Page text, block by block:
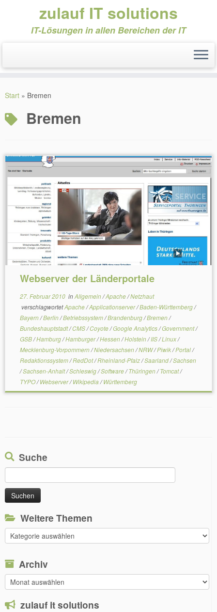
Inhalt
zulauf IT solutions
IT-Lösungen in allen Bereichen der IT
Start » Bremen
Bremen
Webserver der Länderportale
27. Februar 2010inAllgemein/Apache/Netzhaut
verschlagwortetApache/Applicationserver/Baden-Württemberg/
Bayern/Berlin/Betriebssystem/Brandenburg/Bremen/
Bundeshauptstadt/CMS/Coyote/Google Analytics/Government/
GSB/Hamburg/Hamburger/Hessen/Holstein/IIS/Linux/
Mecklenburg-Vorpommern/Niedersachsen/NRW/Piwik/Portal/
Redaktionssystem/RedDot/Rheinland-Pfalz/Saarland/Sachsen
/Sachsen-Anhalt/Schleswig/Software/Thüringen/Tomcat/
TYPO/Webserver/Wikipedia/Württemberg
Suche
nach:
Weitere Themen
Weitere
Themen
Archiv
Archiv
zulauf it solutions